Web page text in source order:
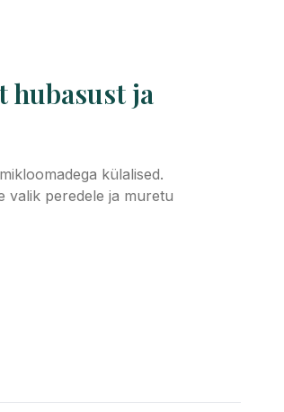
hubasust ja
külalised.
valik peredele ja muretu